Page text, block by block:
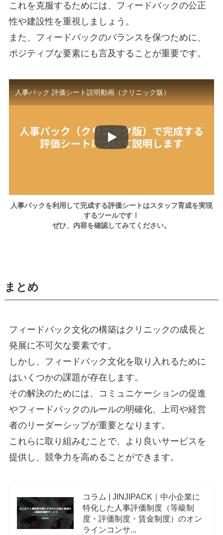
これを克服するためには、フィードバックの公正
性や建設性を重視しましょう。
また、フィードバックのバランスを保つために、
ポジティブな要素にも言及することが重要です。
人事パック 評価シート説明動画（クリニック版）
人事パックを利用して完成する評価シートはスタッフ育成を実現
するツールです！
ぜひ、内容を確認してみてください。
まとめ
フィードバック文化の構築はクリニックの成長と
発展に不可欠な要素です。
しかし、フィードバック文化を取り入れるために
はいくつかの課題が存在します。
その解決のためには、コミュニケーションの促進
やフィードバックのルールの明確化、上司や経営
者のリーダーシップが重要となります。
これらに取り組みむことで、より良いサービスを
提供し、競争力を高めることができます。
コラム | JINJIPACK｜中小企業に
特化した人事評価制度（等級制
度・評価制度・賃金制度）のオン
ラインコンサ...